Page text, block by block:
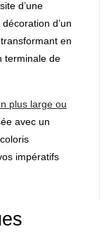
d’une
décoration d’un
en
terminale de
plus large ou
avec un
impératifs